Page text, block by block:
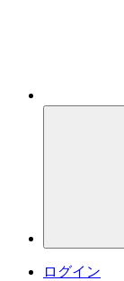
ログイン